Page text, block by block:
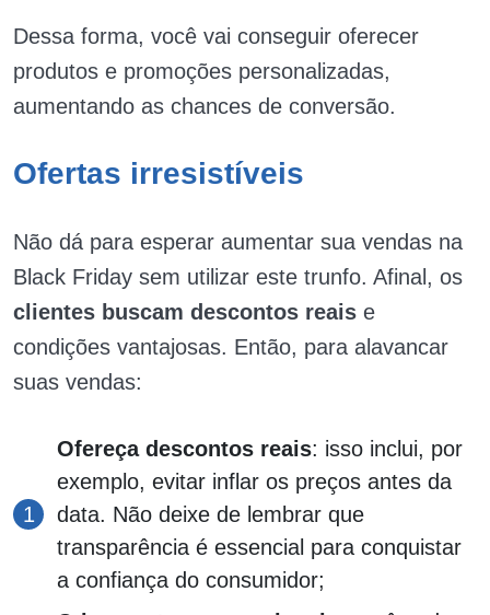
Dessa forma, você vai conseguir oferecer
produtos e promoções personalizadas,
aumentando as chances de conversão.
Ofertas irresistíveis
Não dá para esperar aumentar sua vendas na
Black Friday sem utilizar este trunfo. Afinal, os
clientes buscam descontos reais e
condições vantajosas. Então, para alavancar
suas vendas:
Ofereça descontos reais: isso inclui, por
exemplo, evitar inflar os preços antes da
data. Não deixe de lembrar que
transparência é essencial para conquistar
a confiança do consumidor;